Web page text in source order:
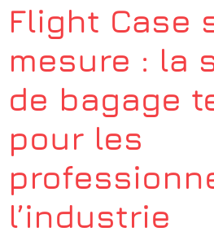
Flight Case
mesure : la
de bagage
pour les
l’industrie